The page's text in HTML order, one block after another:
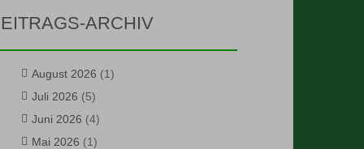
ARCHIV
August 2026 (1)
Juli 2026 (5)
Juni 2026 (4)
Mai 2026 (1)